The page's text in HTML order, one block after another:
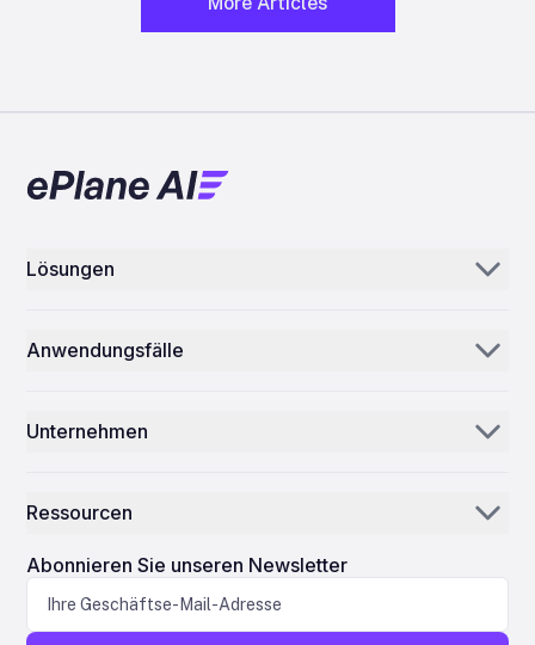
Lösungen
E-Mail-KI
Leitstelle
Anwendungsfälle
MROs
AEC
Fertigung
Biowissenschaften
Unternehmen
Warum ePlane AI
Karriere
Kontakt
Ressourcen
Nachrichten
Blog
Support
Abonnieren Sie unseren Newsletter